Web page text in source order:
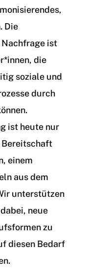
Die
ist
die
soziale und
durch
ist heute nur
einem
aus dem
unterstützen
neue
zu
diesen Bedarf